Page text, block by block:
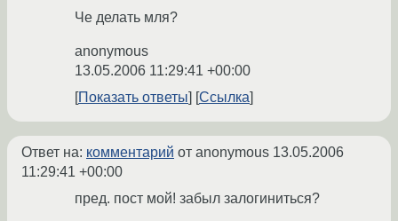
Че делать мля?
anonymous
13.05.2006 11:29:41 +00:00
Показать ответы
Ссылка
Ответ на: комментарий от anonymous 13.05.2006
11:29:41 +00:00
пред. пост мой! забыл залогиниться?